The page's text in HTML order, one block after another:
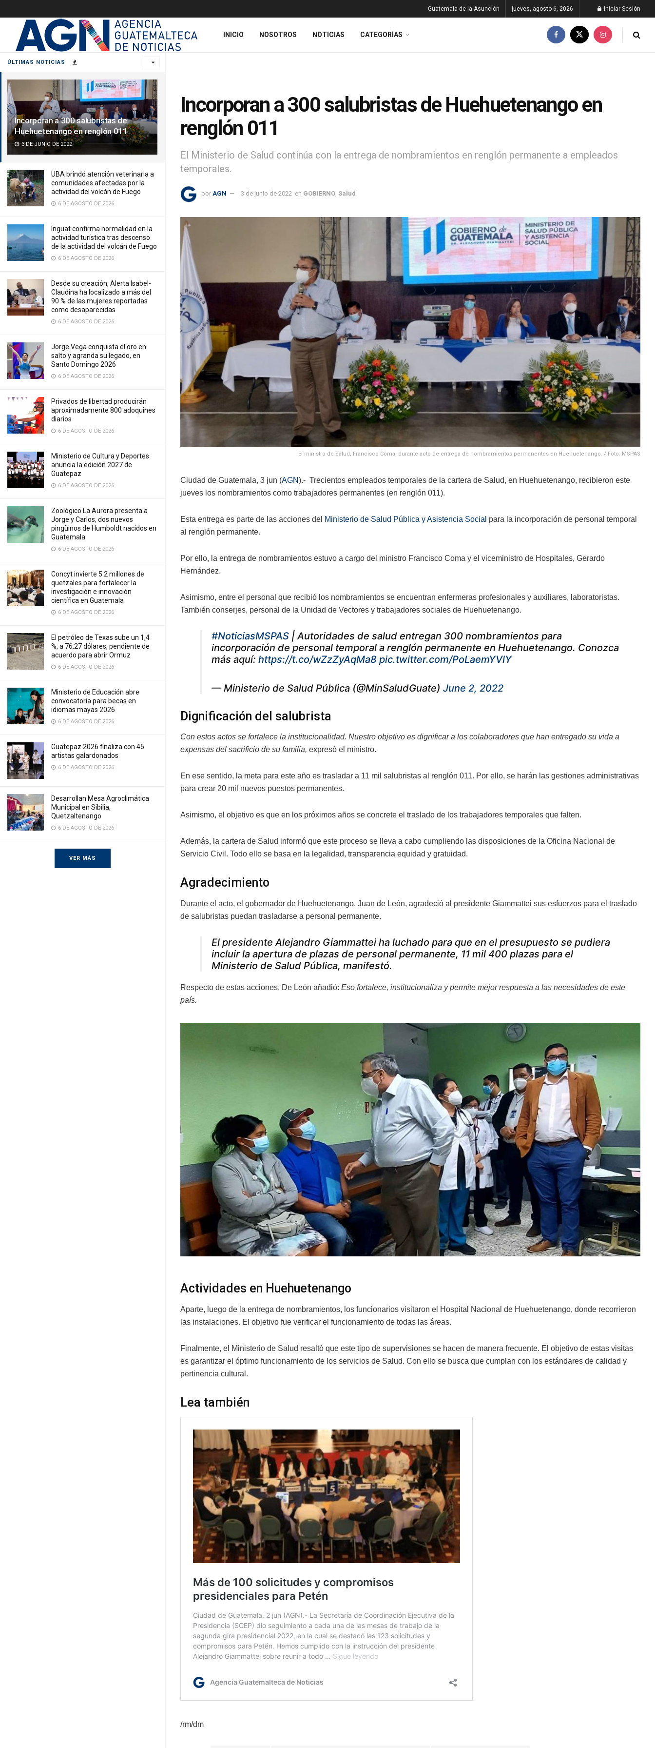
ÚLTIMAS NOTICIAS
Incorporan a 300 salubristas de
Huehuetenango en renglón 011
3 DE JUNIO DE 2022
UBA brindó atención veterinaria a
comunidades afectadas por la
actividad del volcán de Fuego
6 DE AGOSTO DE 2026
Inguat confirma normalidad en la
actividad turística tras descenso
de la actividad del volcán de Fuego
6 DE AGOSTO DE 2026
Desde su creación, Alerta Isabel-
Claudina ha localizado a más del
90 % de las mujeres reportadas
como desaparecidas
6 DE AGOSTO DE 2026
Jorge Vega conquista el oro en
salto y agranda su legado, en
Santo Domingo 2026
6 DE AGOSTO DE 2026
Privados de libertad producirán
aproximadamente 800 adoquines
diarios
6 DE AGOSTO DE 2026
Ministerio de Cultura y Deportes
anuncia la edición 2027 de
Guatepaz
6 DE AGOSTO DE 2026
Zoológico La Aurora presenta a
Jorge y Carlos, dos nuevos
pingüinos de Humboldt nacidos en
Guatemala
6 DE AGOSTO DE 2026
Concyt invierte 5.2 millones de
quetzales para fortalecer la
investigación e innovación
científica en Guatemala
6 DE AGOSTO DE 2026
El petróleo de Texas sube un 1,4
%, a 76,27 dólares, pendiente de
acuerdo para abrir Ormuz
6 DE AGOSTO DE 2026
Ministerio de Educación abre
convocatoria para becas en
idiomas mayas 2026
6 DE AGOSTO DE 2026
Guatepaz 2026 finaliza con 45
artistas galardonados
6 DE AGOSTO DE 2026
Desarrollan Mesa Agroclimática
Municipal en Sibilia,
Quetzaltenango
6 DE AGOSTO DE 2026
VER MÁS
Guatemala de la Asunción jueves, agosto 6, 2026 Iniciar Sesión
INICIO NOSOTROS NOTICIAS CATEGORÍAS
Incorporan a 300 salubristas de Huehuetenango en
renglón 011
El Ministerio de Salud continúa con la entrega de nombramientos en renglón permanente a empleados
temporales.
por AGN 3 de junio de 2022 en GOBIERNO Salud
El ministro de Salud, Francisco Coma, durante acto de entrega de nombramientos permanentes en Huehuetenango. / Foto: MSPAS
Ciudad de Guatemala, 3 jun (AGN).- Trecientos empleados temporales de la cartera de Salud, en Huehuetenango, recibieron este
jueves los nombramientos como trabajadores permanentes (en renglón 011).
Esta entrega es parte de las acciones del Ministerio de Salud Pública y Asistencia Social para la incorporación de personal temporal
al renglón permanente.
Por ello, la entrega de nombramientos estuvo a cargo del ministro Francisco Coma y el viceministro de Hospitales, Gerardo
Hernández.
Asimismo, entre el personal que recibió los nombramientos se encuentran enfermeras profesionales y auxiliares, laboratoristas.
También conserjes, personal de la Unidad de Vectores y trabajadores sociales de Huehuetenango.
#NoticiasMSPAS | Autoridades de salud entregan 300 nombramientos para
incorporación de personal temporal a renglón permanente en Huehuetenango. Conozca
más aquí: https://t.co/wZzZyAqMa8 pic.twitter.com/PoLaemYVlY
— Ministerio de Salud Pública (@MinSaludGuate) June 2, 2022
Dignificación del salubrista
Con estos actos se fortalece la institucionalidad. Nuestro objetivo es dignificar a los colaboradores que han entregado su vida a
expensas del sacrificio de su familia, expresó el ministro.
En ese sentido, la meta para este año es trasladar a 11 mil salubristas al renglón 011. Por ello, se harán las gestiones administrativas
para crear 20 mil nuevos puestos permanentes.
Asimismo, el objetivo es que en los próximos años se concrete el traslado de los trabajadores temporales que falten.
Además, la cartera de Salud informó que este proceso se lleva a cabo cumpliendo las disposiciones de la Oficina Nacional de
Servicio Civil. Todo ello se basa en la legalidad, transparencia equidad y gratuidad.
Agradecimiento
Durante el acto, el gobernador de Huehuetenango, Juan de León, agradeció al presidente Giammattei sus esfuerzos para el traslado
de salubristas puedan trasladarse a personal permanente.
El presidente Alejandro Giammattei ha luchado para que en el presupuesto se pudiera
incluir la apertura de plazas de personal permanente, 11 mil 400 plazas para el
Ministerio de Salud Pública, manifestó.
Respecto de estas acciones, De León añadió: Eso fortalece, institucionaliza y permite mejor respuesta a las necesidades de este
país.
Actividades en Huehuetenango
Aparte, luego de la entrega de nombramientos, los funcionarios visitaron el Hospital Nacional de Huehuetenango, donde recorrieron
las instalaciones. El objetivo fue verificar el funcionamiento de todas las áreas.
Finalmente, el Ministerio de Salud resaltó que este tipo de supervisiones se hacen de manera frecuente. El objetivo de estas visitas
es garantizar el óptimo funcionamiento de los servicios de Salud. Con ello se busca que cumplan con los estándares de calidad y
pertinencia cultural.
Lea también
/rm/dm